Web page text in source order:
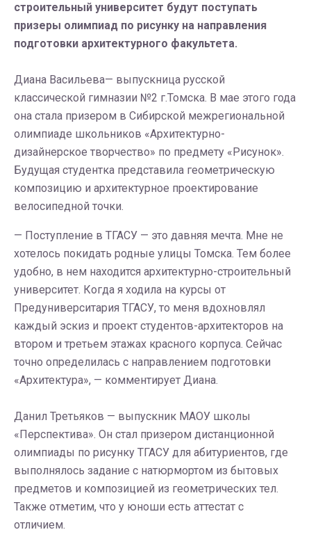
строительный университет будут поступать
призеры олимпиад по рисунку на направления
подготовки архитектурного факультета.
Диана Васильева— выпускница русской
классической гимназии №2 г.Томска. В мае этого года
она стала призером в Сибирской межрегиональной
олимпиаде школьников «Архитектурно-
дизайнерское творчество» по предмету «Рисунок».
Будущая студентка представила геометрическую
композицию и архитектурное проектирование
велосипедной точки.
— Поступление в ТГАСУ — это давняя мечта. Мне не
хотелось покидать родные улицы Томска. Тем более
удобно, в нем находится архитектурно-строительный
университет. Когда я ходила на курсы от
Предуниверситария ТГАСУ, то меня вдохновлял
каждый эскиз и проект студентов-архитекторов на
втором и третьем этажах красного корпуса. Сейчас
точно определилась с направлением подготовки
«Архитектура», — комментирует Диана.
Данил Третьяков — выпускник МАОУ школы
«Перспектива». Он стал призером дистанционной
олимпиады по рисунку ТГАСУ для абитуриентов, где
выполнялось задание с натюрмортом из бытовых
предметов и композицией из геометрических тел.
Также отметим, что у юноши есть аттестат с
отличием.